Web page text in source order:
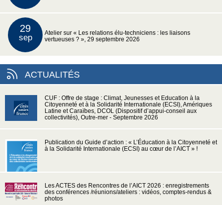
29
sep
Atelier sur « Les relations élu-techniciens : les liaisons
vertueuses ? », 29 septembre 2026
ACTUALITÉS
CUF : Offre de stage : Climat, Jeunesses et Education à la
Citoyenneté et à la Solidarité Internationale (ECSI), Amériques
Latine et Caraïbes, DCOL (Dispositif d’appui-conseil aux
collectivités), Outre-mer - Septembre 2026
Publication du Guide d’action : « L’Éducation à la Citoyenneté et
à la Solidarité Internationale (ECSI) au cœur de l’AICT » !
Les ACTES des Rencontres de l’AICT 2026 : enregistrements
des conférences /réunions/ateliers : vidéos, comptes-rendus &
photos